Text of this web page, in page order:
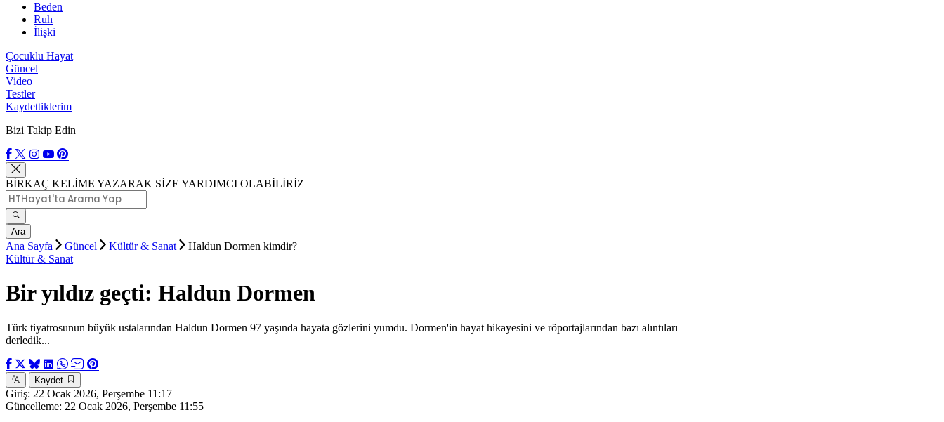
Beden
Ruh
İlişki
Çocuklu Hayat
Güncel
Video
Testler
Kaydettiklerim
Bizi Takip Edin
BİRKAÇ KELİME YAZARAK SİZE YARDIMCI OLABİLİRİZ
Ara
Ana Sayfa Güncel Kültür & Sanat
Haldun Dormen kimdir?
Kültür & Sanat
Bir yıldız geçti: Haldun Dormen
Türk tiyatrosunun büyük ustalarından Haldun Dormen 97 yaşında hayata gözlerini yumdu. Dormen'in hayat hikayesini ve röportajlarından bazı alıntıları
derledik...
Kaydet
Giriş: 22 Ocak 2026, Perşembe 11:17
Güncelleme: 22 Ocak 2026, Perşembe 11:55